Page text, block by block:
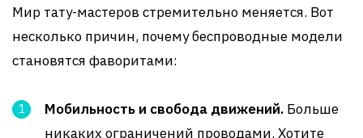
Мир тату-мастеров стремительно меняется. Вот
несколько причин, почему беспроводные модели
становятся фаворитами:
Мобильность и свобода движений. Больше
никаких ограничений проводами. Хотите